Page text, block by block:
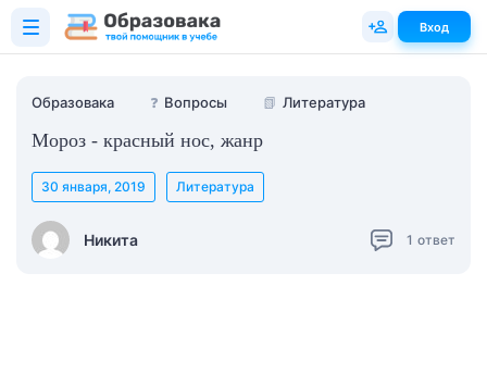
Образовака ❓ Вопросы 📗 Литература
Мороз - красный нос, жанр
Никита
30 января, 2019 Литература
1 ответ
Вход